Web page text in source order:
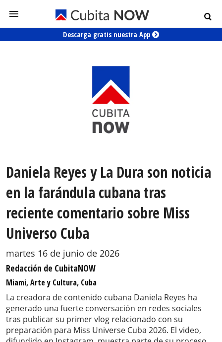
Descarga gratis nuestra App
Daniela Reyes y La Dura son noticia
en la farándula cubana tras
reciente comentario sobre Miss
Universo Cuba
martes 16 de junio de 2026
Redacción de CubitaNOW
Miami, Arte y Cultura, Cuba
La creadora de contenido cubana Daniela Reyes ha
generado una fuerte conversación en redes sociales
tras publicar su primer vlog relacionado con su
preparación para Miss Universe Cuba 2026. El video,